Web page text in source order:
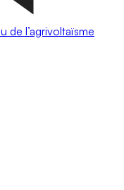
de l’agrivoltaïsme